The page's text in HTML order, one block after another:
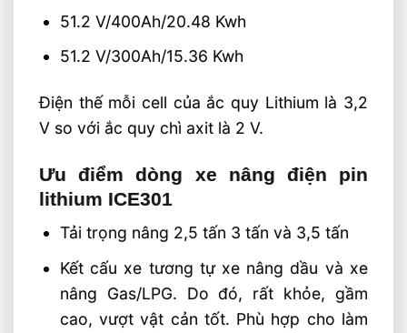
51.2 V/400Ah/20.48 Kwh
51.2 V/300Ah/15.36 Kwh
Điện thế mỗi cell của ắc quy Lithium là 3,2
V so với ắc quy chì axit là 2 V.
Ưu điểm dòng xe nâng điện pin
lithium ICE301
Tải trọng nâng 2,5 tấn 3 tấn và 3,5 tấn
Kết cấu xe tương tự xe nâng dầu và xe
nâng Gas/LPG. Do đó, rất khỏe, gầm
cao, vượt vật cản tốt. Phù hợp cho làm